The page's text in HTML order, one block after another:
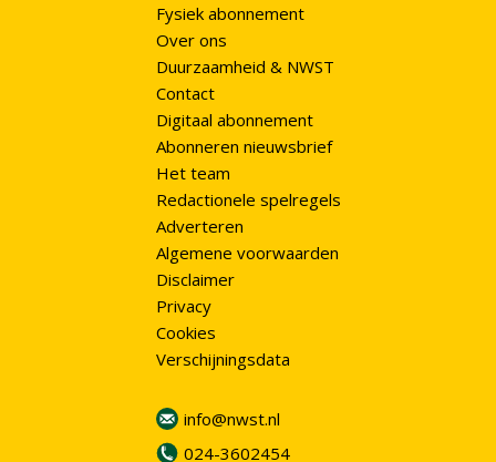
Fysiek abonnement
Over ons
Duurzaamheid & NWST
Contact
Digitaal abonnement
Abonneren nieuwsbrief
Het team
Redactionele spelregels
Adverteren
Algemene voorwaarden
Disclaimer
Privacy
Cookies
Verschijningsdata
info@nwst.nl
024-3602454